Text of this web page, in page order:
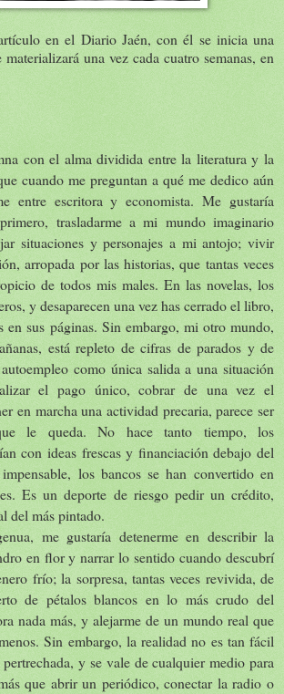
en el Diario Jaén, con él se inicia una
una vez cada cuatro semanas, en
con el alma dividida entre la literatura y la
cuando me preguntan a qué me dedico aún
entre escritora y economista. Me gustaría
trasladarme a mi mundo imaginario
situaciones y personajes a mi antojo; vivir
arropada por las historias, que tantas veces
de todos mis males. En las novelas, los
y desaparecen una vez has cerrado el libro,
en sus páginas. Sin embargo, mi otro mundo,
está repleto de cifras de parados y de
como única salida a una situación
el pago único, cobrar de una vez el
en marcha una actividad precaria, parece ser
le queda. No hace tanto tiempo, los
con ideas frescas y financiación debajo del
los bancos se han convertido en
Es un deporte de riesgo pedir un crédito,
del más pintado.
me gustaría detenerme en describir la
en flor y narrar lo sentido cuando descubrí
frío; la sorpresa, tantas veces revivida, de
de pétalos blancos en lo más crudo del
nada más, y alejarme de un mundo real que
Sin embargo, la realidad no es tan fácil
y se vale de cualquier medio para
que abrir un periódico, conectar la radio o